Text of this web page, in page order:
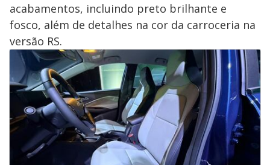
acabamentos, incluindo preto brilhante e
fosco, além de detalhes na cor da carroceria na
versão RS.